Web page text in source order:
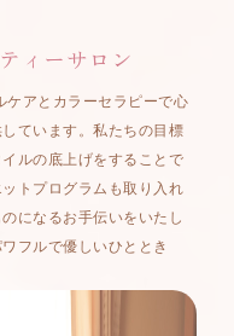
ィーサロン
ケアとカラーセラピーで心
ています。私たちの目標
ルの底上げをすることで
トプログラムも取り入れ
になるお手伝いをいたし
フルで優しいひととき